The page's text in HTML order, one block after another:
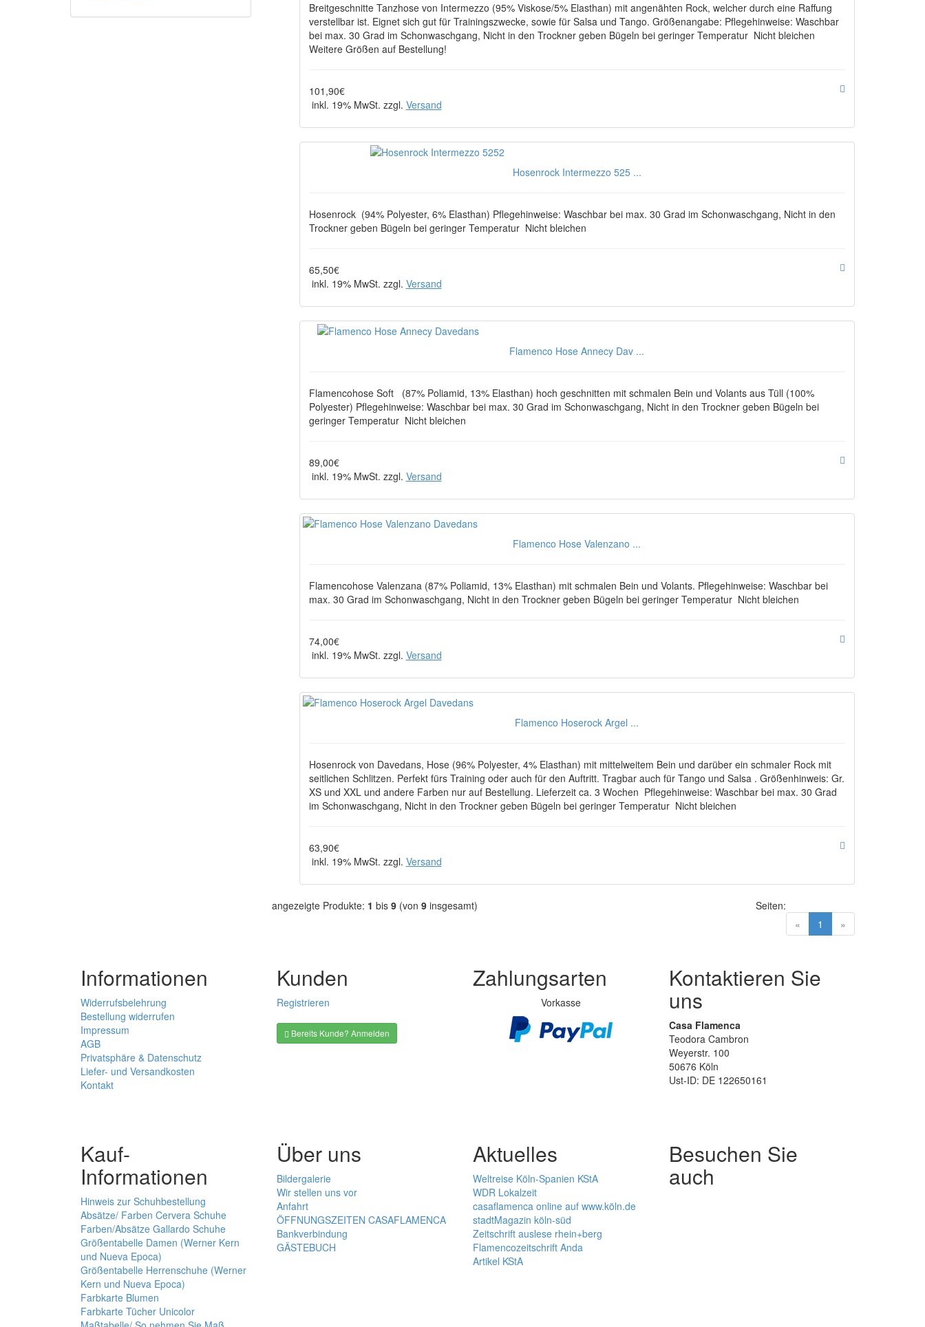
Breitgeschnitte Tanzhose von Intermezzo (95% Viskose/5% Elasthan) mit angenähten Rock, welcher durch eine Raffung
verstellbar ist. Eignet sich gut für Trainingszwecke, sowie für Salsa und Tango. Größenangabe: Pflegehinweise: Waschbar
bei max. 30 Grad im Schonwaschgang, Nicht in den Trockner geben Bügeln bei geringer Temperatur Nicht bleichen
Weitere Größen auf Bestellung!
101,90€
inkl. 19% MwSt. zzgl. Versand
Hosenrock Intermezzo 525 ...
Hosenrock (94% Polyester, 6% Elasthan) Pflegehinweise: Waschbar bei max. 30 Grad im Schonwaschgang, Nicht in den
Trockner geben Bügeln bei geringer Temperatur Nicht bleichen
65,50€
inkl. 19% MwSt. zzgl. Versand
Flamenco Hose Annecy Dav ...
Flamencohose Soft (87% Poliamid, 13% Elasthan) hoch geschnitten mit schmalen Bein und Volants aus Tüll (100%
Polyester) Pflegehinweise: Waschbar bei max. 30 Grad im Schonwaschgang, Nicht in den Trockner geben Bügeln bei
geringer Temperatur Nicht bleichen
89,00€
inkl. 19% MwSt. zzgl. Versand
Flamenco Hose Valenzano ...
Flamencohose Valenzana (87% Poliamid, 13% Elasthan) mit schmalen Bein und Volants. Pflegehinweise: Waschbar bei
max. 30 Grad im Schonwaschgang, Nicht in den Trockner geben Bügeln bei geringer Temperatur Nicht bleichen
74,00€
inkl. 19% MwSt. zzgl. Versand
Flamenco Hoserock Argel ...
Hosenrock von Davedans, Hose (96% Polyester, 4% Elasthan) mit mittelweitem Bein und darüber ein schmaler Rock mit
seitlichen Schlitzen. Perfekt fürs Training oder auch für den Auftritt. Tragbar auch für Tango und Salsa . Größenhinweis: Gr.
XS und XXL und andere Farben nur auf Bestellung. Lieferzeit ca. 3 Wochen Pflegehinweise: Waschbar bei max. 30 Grad
im Schonwaschgang, Nicht in den Trockner geben Bügeln bei geringer Temperatur Nicht bleichen
63,90€
inkl. 19% MwSt. zzgl. Versand
angezeigte Produkte: 1 bis 9(von 9insgesamt)
«
1 (current)
»
Seiten:
Informationen
Widerrufsbelehrung
Bestellung widerrufen
Impressum
AGB
Privatsphäre & Datenschutz
Liefer- und Versandkosten
Kontakt
Kunden
Registrieren
Bereits Kunde? Anmelden
Zahlungsarten
Vorkasse
Kontaktieren Sie
uns
Casa Flamenca
Teodora Cambron
Weyerstr. 100
50676 Köln
Ust-ID: DE 122650161
Kauf-
Informationen
Hinweis zur Schuhbestellung
Absätze/ Farben Cervera Schuhe
Farben/Absätze Gallardo Schuhe
Größentabelle Damen (Werner Kern
und Nueva Epoca)
Größentabelle Herrenschuhe (Werner
Kern und Nueva Epoca)
Farbkarte Blumen
Farbkarte Tücher Unicolor
Über uns
Bildergalerie
Wir stellen uns vor
Anfahrt
ÖFFNUNGSZEITEN CASAFLAMENCA
Bankverbindung
GÄSTEBUCH
Aktuelles
Weltreise Köln-Spanien KStA
WDR Lokalzeit
casaflamenca online auf www.köln.de
stadtMagazin köln-süd
Zeitschrift auslese rhein+berg
Flamencozeitschrift Anda
Artikel KStA
Besuchen Sie
auch